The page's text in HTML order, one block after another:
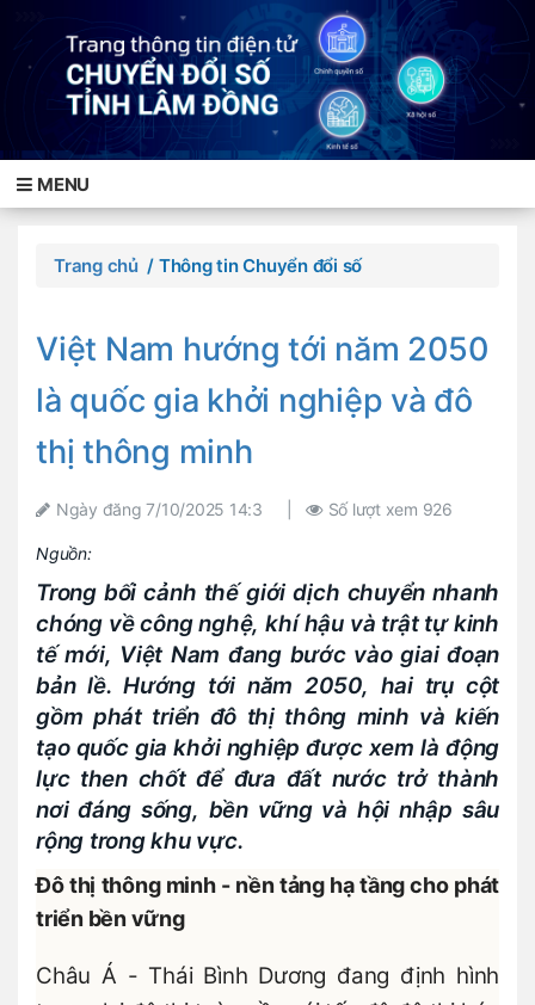
MENU
Trang chủ / Thông tin Chuyển đổi số
Việt Nam hướng tới năm 2050
là quốc gia khởi nghiệp và đô
thị thông minh
Ngày đăng7/10/2025 14:3 Số lượt xem 926
Nguồn:
Trong bối cảnh thế giới dịch chuyển nhanh
chóng về công nghệ, khí hậu và trật tự kinh
tế mới, Việt Nam đang bước vào giai đoạn
bản lề. Hướng tới năm 2050, hai trụ cột
gồm phát triển đô thị thông minh và kiến
tạo quốc gia khởi nghiệp được xem là động
lực then chốt để đưa đất nước trở thành
nơi đáng sống, bền vững và hội nhập sâu
rộng trong khu vực.
Đô thị thông minh - nền tảng hạ tầng cho phát
triển bền vững
Châu Á - Thái Bình Dương đang định hình